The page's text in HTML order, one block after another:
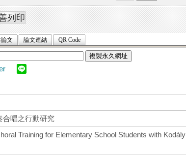
文 論文連結 QR Code
複製永久網址
合唱之行動研究
Training for Elementary School Students with Kodály